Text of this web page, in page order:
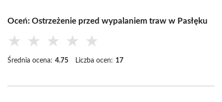
Oceń: Ostrzeżenie przed wypalaniem traw w Pasłęku
★ ★ ★ ★ ★
Średnia ocena: 4.75 Liczba ocen: 17